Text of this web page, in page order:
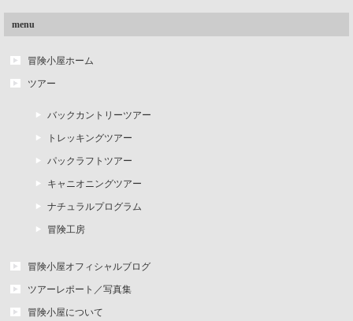
menu
冒険小屋ホーム
ツアー
バックカントリーツアー
トレッキングツアー
パックラフトツアー
キャニオニングツアー
ナチュラルプログラム
冒険工房
冒険小屋オフィシャルブログ
ツアーレポート／写真集
冒険小屋について